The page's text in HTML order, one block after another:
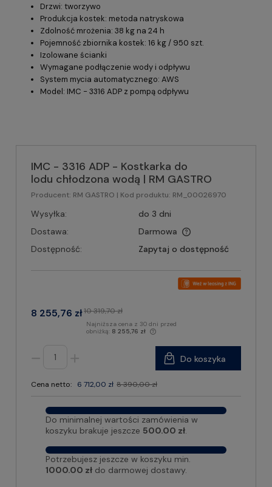
Drzwi: tworzywo
Produkcja kostek: metoda natryskowa
Zdolność mrożenia: 38 kg na 24 h
Pojemność zbiornika kostek: 16 kg / 950 szt.
Izolowane ścianki
Wymagane podłączenie wody i odpływu
System mycia automatycznego: AWS
Model: IMC - 3316 ADP z pompą odpływu
IMC - 3316 ADP - Kostkarka do
lodu chłodzona wodą | RM GASTRO
Producent: RM GASTRO | Kod produktu: RM_00026970
Wysyłka:
do 3 dni
Dostawa:
Darmowa
Dostępność:
Zapytaj o dostępność
8 255,76 zł10 319,70 zł
Najniższa cena z 30 dni przed
obniżką: 8 255,76 zł
Cena netto: 6 712,00 zł 8 390,00 zł
Do koszyka
Do minimalnej wartości zamówienia w
koszyku brakuje jeszcze 500.00 zł.
Potrzebujesz jeszcze w koszyku min.
1000.00 zł do darmowej dostawy.